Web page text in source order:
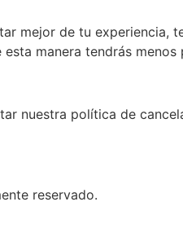
mejor de tu experiencia,
manera tendrás
nuestra política de
reservado.